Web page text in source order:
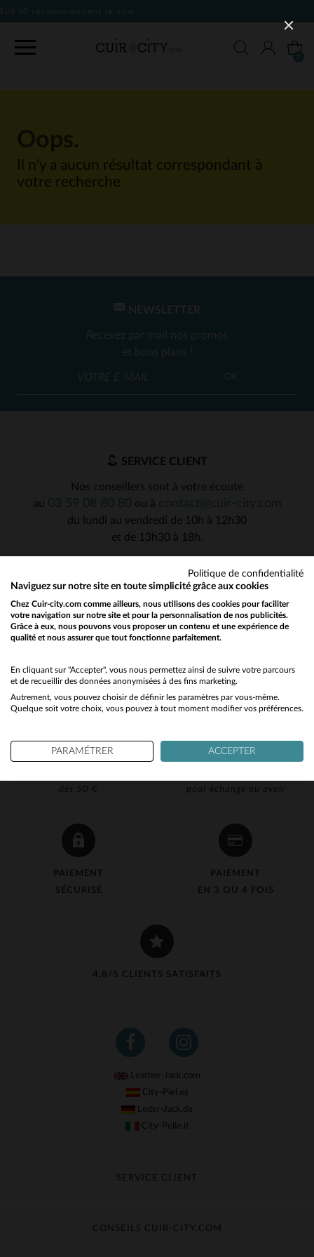
Il n'y a aucun résultat correspondant à
votre recherche
dès 50 €
pour échange ou avoir
PAIEMENT
SÉCURISÉ
PAIEMENT
EN 3 OU 4 FOIS
4,8/5 CLIENTS SATISFAITS
NEWSLETTER
Recevez par mail nos promos
et bons plans !
OK
SERVICE CLIENT
Nos conseillers sont à votre écoute
au
ou à
du lundi au vendredi de 10h à 12h30
et de 13h30 à 18h.
Leather-Jack.com
City-Piel.es
Leder-Jack.de
City-Pelle.it
SERVICE CLIENT
Échange & Remboursement
CONSEILS CUIR-CITY.COM
Would you like to be redirected to our English site?
No
Yes
Politique de confidentialité
Naviguez sur notre site en toute simplicité grâce aux cookies
Chez Cuir-city.com comme ailleurs, nous utilisons des cookies pour faciliter
votre navigation sur notre site et pour la personnalisation de nos publicités.
Grâce à eux, nous pouvons vous proposer un contenu et une expérience de
qualité et nous assurer que tout fonctionne parfaitement.
En cliquant sur "Accepter", vous nous permettez ainsi de suivre votre parcours
et de recueillir des données anonymisées à des fins marketing.
Autrement, vous pouvez choisir de définir les paramètres par vous-même.
Quelque soit votre choix, vous pouvez à tout moment modifier vos préférences.
PARAMÉTRER ACCEPTER